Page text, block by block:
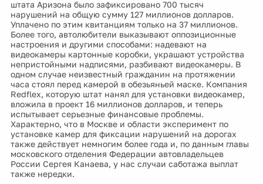
штата Аризона было зафиксировано 700 тысяч
нарушений на общую сумму 127 миллионов долларов.
Уплачено по этим квитанциям только на 37 миллионов.
Более того, автолюбители выказывают оппозиционные
настроения и другими способами: надевают на
видеокамеры картонные коробки, украшают устройства
непристойными надписями, разбивают видеокамеры. В
одном случае неизвестный гражданин на протяжении
часа стоял перед камерой в обезьяньей маске. Компания
Redflex, которую штат нанял для установки видеокамер,
вложила в проект 16 миллионов долларов, и теперь
испытывает серьезные финансовые проблемы.
Характерно, что в Москве и области эксперимент по
установке камер для фиксации нарушений на дорогах
также действует немногим более года и, по данным главы
московского отделения Федерации автовладельцев
России Сергея Канаева, у нас случаи саботажа выплат
также нередки.